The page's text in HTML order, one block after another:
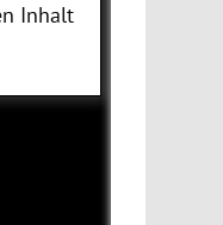
Inhalt